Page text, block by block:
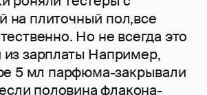
на плиточный пол,все
Но не всегда это
зарплаты Например,
5 мл парфюма-закрывали
половина флакона-